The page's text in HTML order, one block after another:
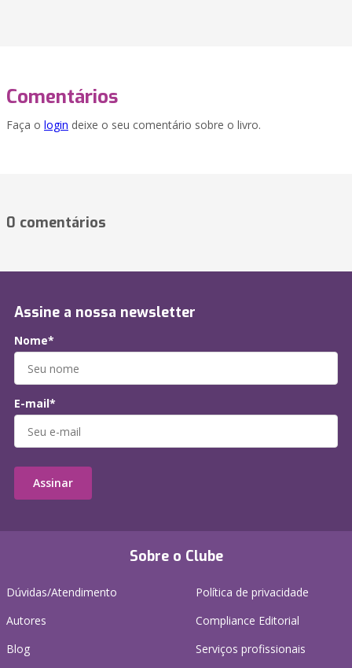
Comentários
Faça o login deixe o seu comentário sobre o livro.
0 comentários
Sobre o Clube
Dúvidas/Atendimento
Autores
Blog
Política de privacidade
Compliance Editorial
Serviços profissionais
Assine a nossa newsletter
Nome*
E-mail*
Assinar